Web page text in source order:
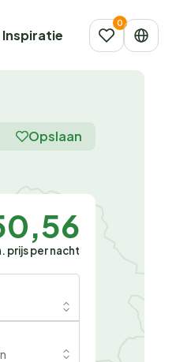
Inspiratie
Opslaan
prijs per nacht